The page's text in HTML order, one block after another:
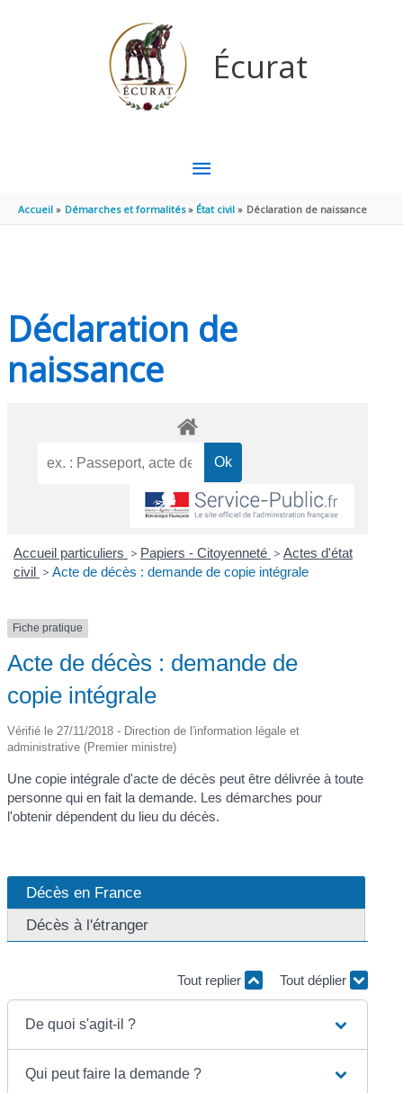
Écurat
MENU
PRINCIPAL
Accueil Démarches et formalités État civil Déclaration de naissance
Déclaration de
naissance
Accueil particuliers > Papiers - Citoyenneté > Actes d'état
civil > Acte de décès : demande de copie intégrale
Fiche pratique
Acte de décès : demande de
copie intégrale
Vérifié le 27/11/2018 - Direction de l'information légale et
administrative (Premier ministre)
Une copie intégrale d'acte de décès peut être délivrée à toute
personne qui en fait la demande. Les démarches pour
l'obtenir dépendent du lieu du décès.
Décès en France
Décès à l'étranger
Tout replier Tout déplier
De quoi s'agit-il ?
Qui peut faire la demande ?